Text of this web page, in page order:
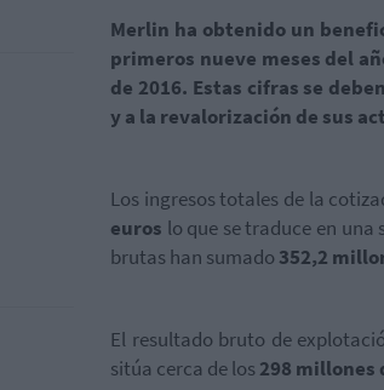
Merlin ha obtenido un
primeros nueve meses del
de 2016. Estas cifras se
y a la revalorización de sus
Los ingresos totales de la
euros lo que se traduce en una
brutas han sumado 352,2
El resultado bruto de
sitúa cerca de los298 millones